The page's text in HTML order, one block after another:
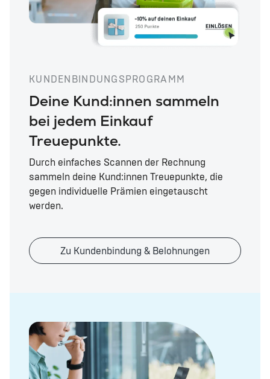
KUNDENBINDUNGSPROGRAMM
Deine Kund:innen sammeln
bei jedem Einkauf
Treuepunkte.
Durch einfaches Scannen der Rechnung
sammeln deine Kund:innen Treuepunkte, die
gegen individuelle Prämien eingetauscht
werden.
Zu Kundenbindung & Belohnungen